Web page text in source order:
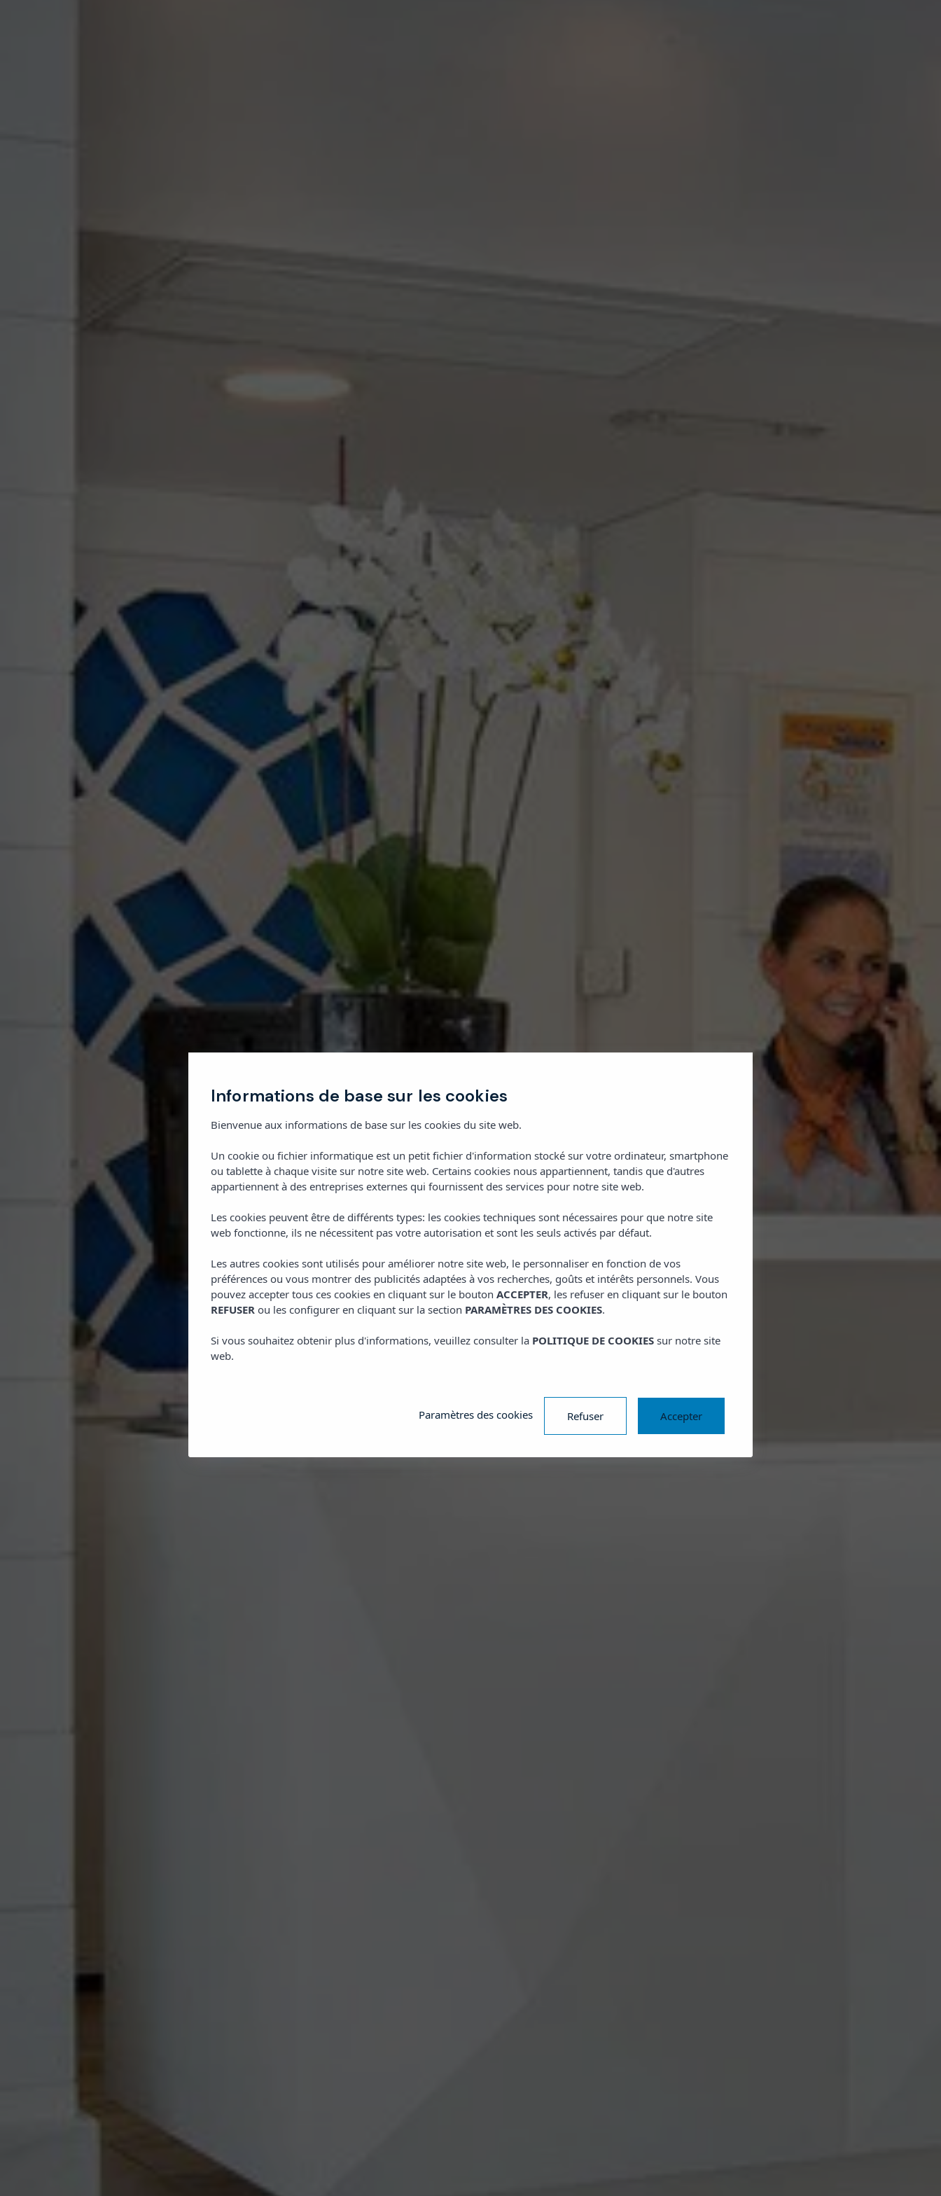
Informations de base sur les cookies
Bienvenue aux informations de base sur les cookies du site web.
Un cookie ou fichier informatique est un petit fichier d'information stocké sur votre ordinateur, smartphone
ou tablette à chaque visite sur notre site web. Certains cookies nous appartiennent, tandis que d'autres
appartiennent à des entreprises externes qui fournissent des services pour notre site web.
Les cookies peuvent être de différents types: les cookies techniques sont nécessaires pour que notre site
web fonctionne, ils ne nécessitent pas votre autorisation et sont les seuls activés par défaut.
Les autres cookies sont utilisés pour améliorer notre site web, le personnaliser en fonction de vos
préférences ou vous montrer des publicités adaptées à vos recherches, goûts et intérêts personnels. Vous
pouvez accepter tous ces cookies en cliquant sur le bouton ACCEPTER, les refuser en cliquant sur le bouton
REFUSERou les configurer en cliquant sur la section PARAMÈTRES DES COOKIES.
Si vous souhaitez obtenir plus d'informations, veuillez consulter la POLITIQUE DE COOKIESsur notre site
web.
Paramètres des cookies Refuser Accepter